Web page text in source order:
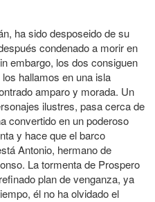
ha sido desposeido de su
condenado a morir en
embargo, los dos consiguen
hallamos en una isla
amparo y morada. Un
ilustres, pasa cerca de
convertido en un poderoso
y hace que el barco
Antonio, hermano de
La tormenta de Prospero
plan de venganza, ya
él no ha olvidado el